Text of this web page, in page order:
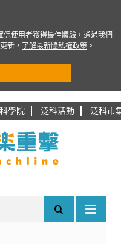
學院 泛科活動 泛科市
使用者獲得最佳體驗，通過我們
新，
了解最新隱私權政策 。